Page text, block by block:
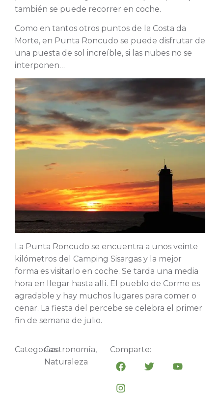
también se puede recorrer en coche.
Como en tantos otros puntos de la Costa da
Morte, en Punta Roncudo se puede disfrutar de
una puesta de sol increíble, si las nubes no se
interponen…
La Punta Roncudo se encuentra a unos veinte
kilómetros del Camping Sisargas y la mejor
forma es visitarlo en coche. Se tarda una media
hora en llegar hasta allí. El pueblo de Corme es
agradable y hay muchos lugares para comer o
cenar. La fiesta del percebe se celebra el primer
fin de semana de julio.
Categorías:Gastronomía,
Naturaleza
Comparte: